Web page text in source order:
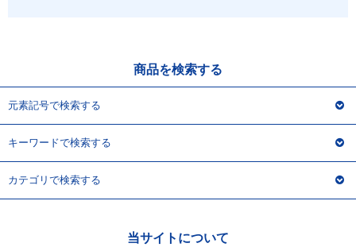
商品を検索する
元素記号で検索する
キーワードで検索する
カテゴリで検索する
当サイトについて